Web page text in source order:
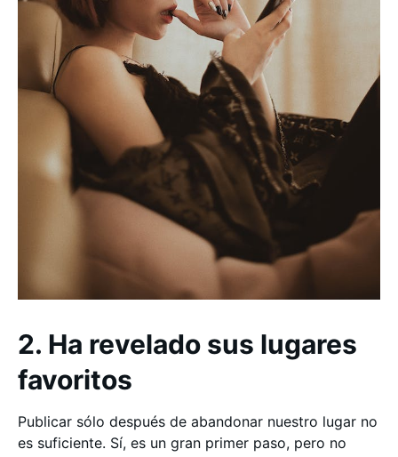
2. Ha revelado sus lugares
favoritos
Publicar sólo después de abandonar nuestro lugar no
es suficiente. Sí, es un gran primer paso, pero no